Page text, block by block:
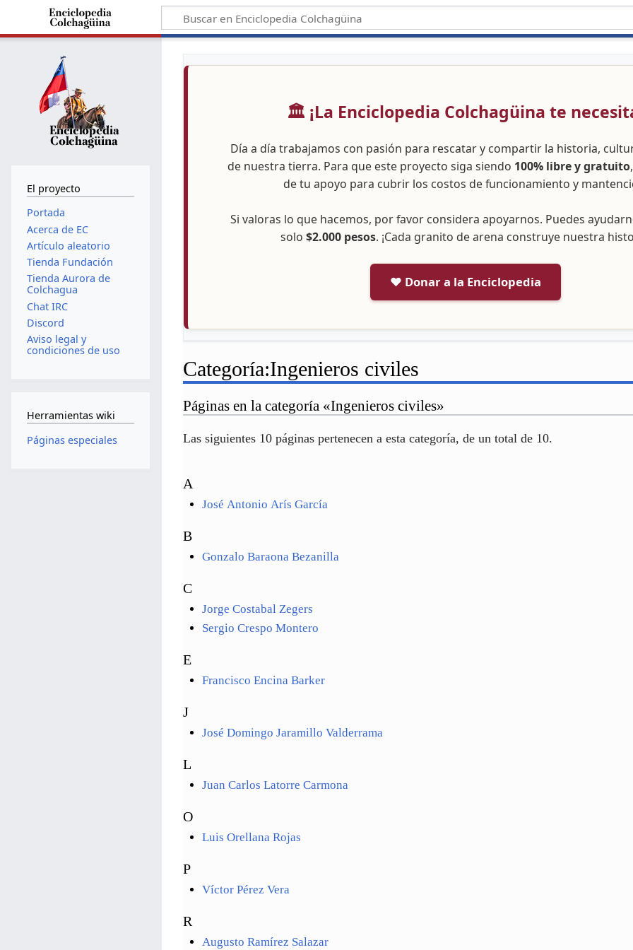
🏛️ ¡La Enciclopedia Colchagüina te
Día a día trabajamos con pasión para rescatar y compartir la historia,
de nuestra tierra. Para que este proyecto siga siendo 100% libre y gratuito
de tu apoyo para cubrir los costos de funcionamiento y
Si valoras lo que hacemos, por favor considera apoyarnos. Puedes
solo $2.000 pesos. ¡Cada granito de arena construye nuestra
❤️ Donar a la Enciclopedia
Categoría:Ingenieros civiles
Páginas en la categoría «Ingenieros civiles»
Las siguientes 10 páginas pertenecen a esta categoría, de un total de 10.
A
José Antonio Arís García
B
Gonzalo Baraona Bezanilla
C
Jorge Costabal Zegers
Sergio Crespo Montero
E
Francisco Encina Barker
J
José Domingo Jaramillo Valderrama
L
Juan Carlos Latorre Carmona
O
Luis Orellana Rojas
P
Víctor Pérez Vera
R
Augusto Ramírez Salazar
El proyecto
Portada
Acerca de EC
Artículo aleatorio
Tienda Fundación
Tienda Aurora de
Colchagua
Chat IRC
Discord
Aviso legal y
condiciones de uso
Herramientas wiki
Páginas especiales